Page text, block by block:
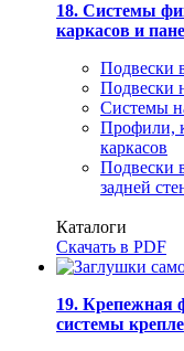
18. Системы
каркасов и
Подвески
Подвески
Системы
Профили,
каркасов
Подвески
задней
Каталоги
Скачать в PDF
19. Крепежная
системы